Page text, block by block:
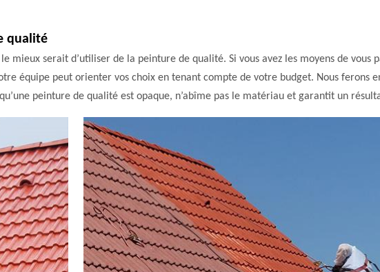
qualité
mieux serait d’utiliser de la peinture de qualité. Si vous avez les moyens de vous
équipe peut orienter vos choix en tenant compte de votre budget. Nous ferons
peinture de qualité est opaque, n’abîme pas le matériau et garantit un